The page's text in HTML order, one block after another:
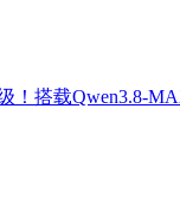
！搭载Qwen3.8-